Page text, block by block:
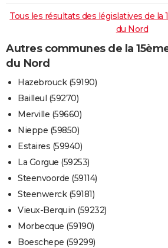
Tous les résultats des législatives de
du Nord
Autres communes de la
du Nord
Hazebrouck (59190)
Bailleul (59270)
Merville (59660)
Nieppe (59850)
Estaires (59940)
La Gorgue (59253)
Steenvoorde (59114)
Steenwerck (59181)
Vieux-Berquin (59232)
Morbecque (59190)
Boeschepe (59299)